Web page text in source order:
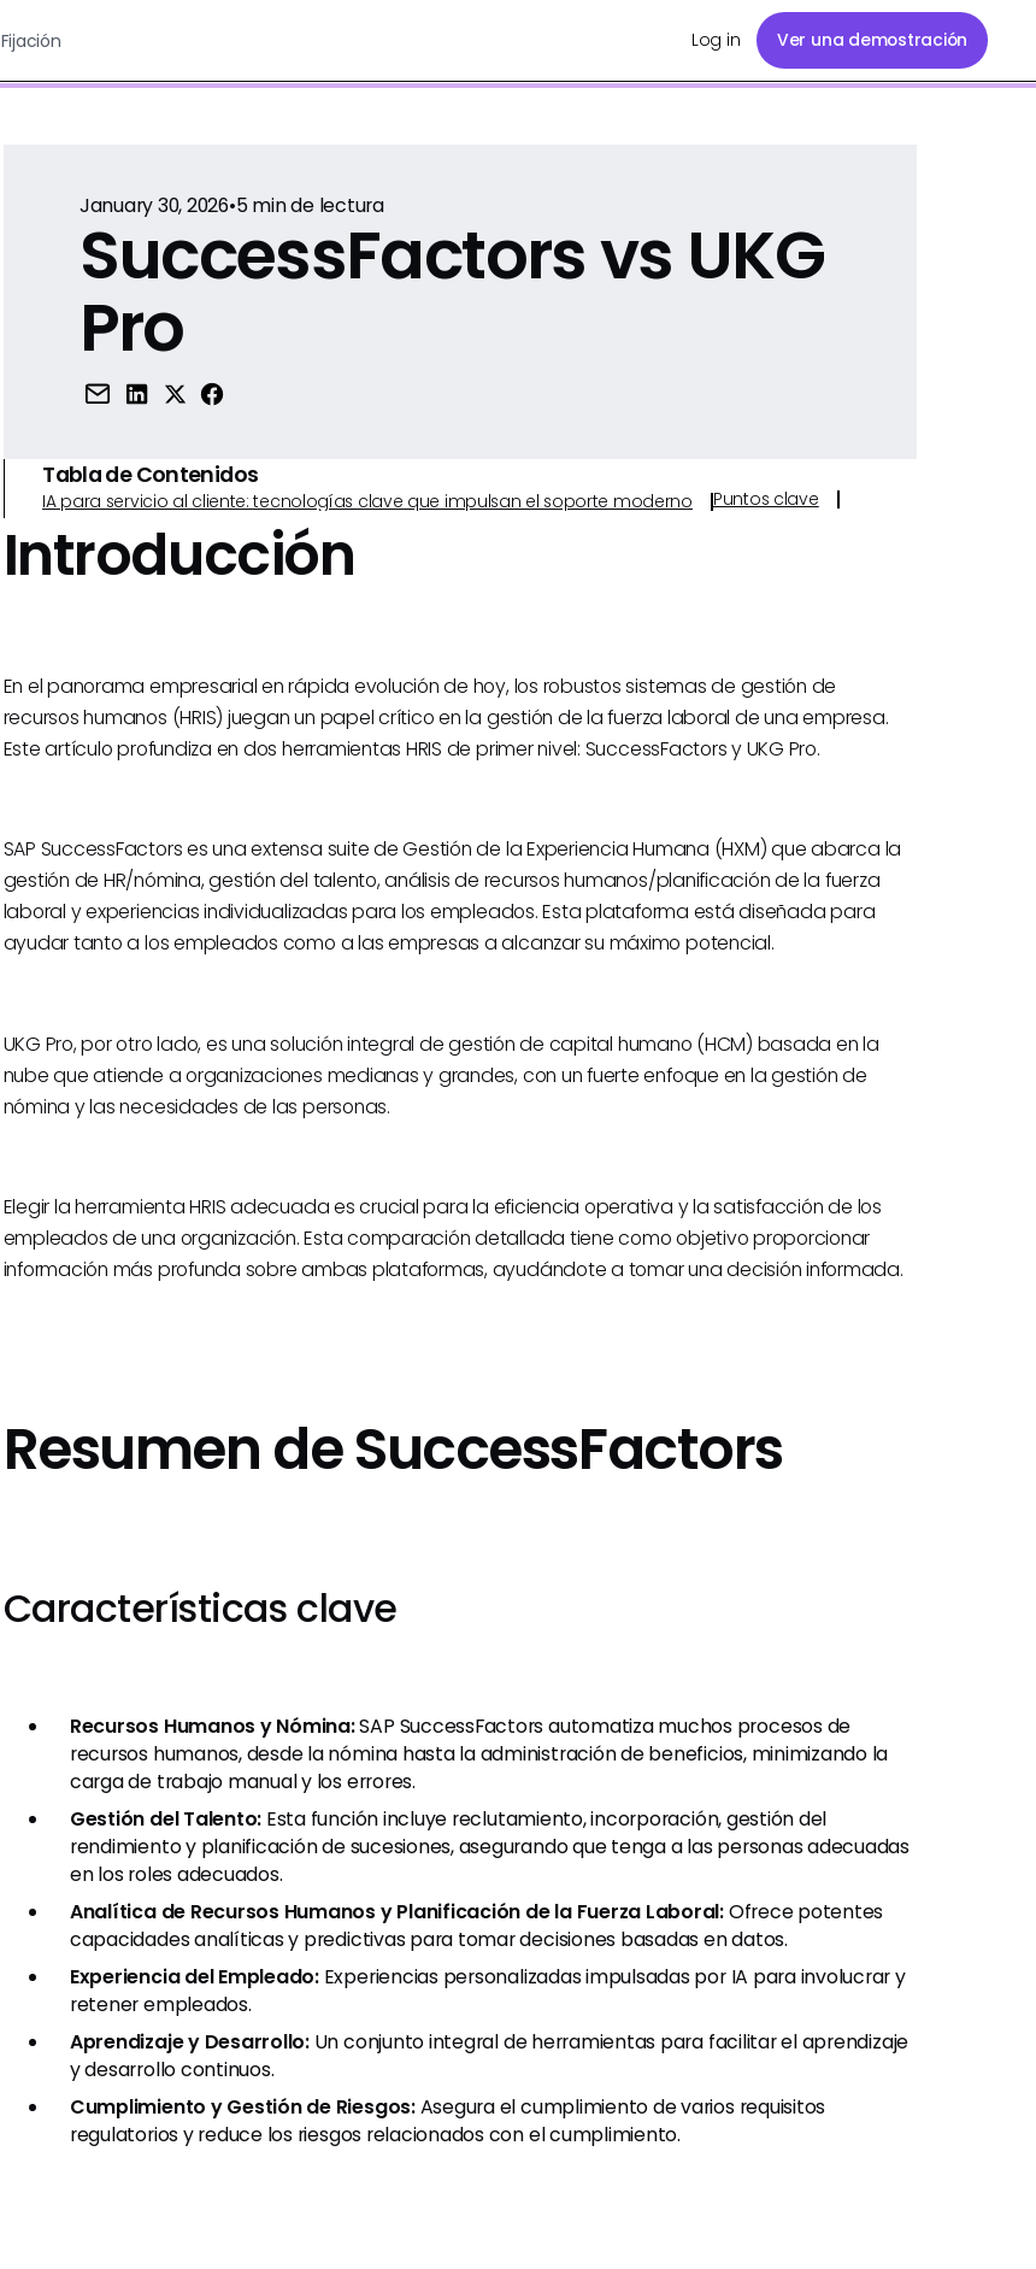
Fijación Log in Ver una demostración
January 30, 2026•5min de lectura
SuccessFactors vs UKG
Pro
Tabla de Contenidos
IA para servicio al cliente: tecnologías clave que impulsan el soporte moderno Puntos clave
Introducción
En el panorama empresarial en rápida evolución de hoy, los robustos sistemas de gestión de
recursos humanos (HRIS) juegan un papel crítico en la gestión de la fuerza laboral de una empresa.
Este artículo profundiza en dos herramientas HRIS de primer nivel: SuccessFactors y UKG Pro.
SAP SuccessFactors es una extensa suite de Gestión de la Experiencia Humana (HXM) que abarca la
gestión de HR/nómina, gestión del talento, análisis de recursos humanos/planificación de la fuerza
laboral y experiencias individualizadas para los empleados. Esta plataforma está diseñada para
ayudar tanto a los empleados como a las empresas a alcanzar su máximo potencial.
UKG Pro, por otro lado, es una solución integral de gestión de capital humano (HCM) basada en la
nube que atiende a organizaciones medianas y grandes, con un fuerte enfoque en la gestión de
nómina y las necesidades de las personas.
Elegir la herramienta HRIS adecuada es crucial para la eficiencia operativa y la satisfacción de los
empleados de una organización. Esta comparación detallada tiene como objetivo proporcionar
información más profunda sobre ambas plataformas, ayudándote a tomar una decisión informada.
Resumen de SuccessFactors
Características clave
Recursos Humanos y Nómina:SAP SuccessFactors automatiza muchos procesos de
recursos humanos, desde la nómina hasta la administración de beneficios, minimizando la
carga de trabajo manual y los errores.
Gestión del Talento: Esta función incluye reclutamiento, incorporación, gestión del
rendimiento y planificación de sucesiones, asegurando que tenga a las personas adecuadas
en los roles adecuados.
Analítica de Recursos Humanos y Planificación de la Fuerza Laboral:Ofrece potentes
capacidades analíticas y predictivas para tomar decisiones basadas en datos.
Experiencia del Empleado:Experiencias personalizadas impulsadas por IA para involucrar y
retener empleados.
Aprendizaje y Desarrollo:Un conjunto integral de herramientas para facilitar el aprendizaje
y desarrollo continuos.
Cumplimiento y Gestión de Riesgos:Asegura el cumplimiento de varios requisitos
regulatorios y reduce los riesgos relacionados con el cumplimiento.